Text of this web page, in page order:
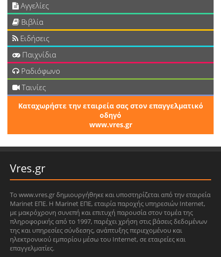
Αγγελίες
Βιβλία
Ειδήσεις
Παιχνίδια
Ραδιόφωνο
Ταινίες
Καταχωρήστε την εταιρεία σας στον επαγγελματικό
οδηγό
www.vres.gr
Vres.gr
Το www.vres.gr δημιουργήθηκε και υποστηρίζεται από την εταιρεία
Marinet ΕΠΕ. Η Marinet ΕΠΕ, εταιρία παροχής υπηρεσιών Internet,
με μακρόχρονη συνεπή και επιτυχή παρουσία στον τομέα της
πληροφορικής από το 1997, παρέχει χρήση στις βάσεις δεδομένων
της και υπηρεσίες σύνδεσης, ανάπτυξης περιεχομένου και
ηλεκτρονικού εμπορίου μέσω του Internet, σε εταιρείες και
επαγγελματίες.